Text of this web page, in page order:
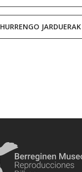
HURRENGO JARDUERAK